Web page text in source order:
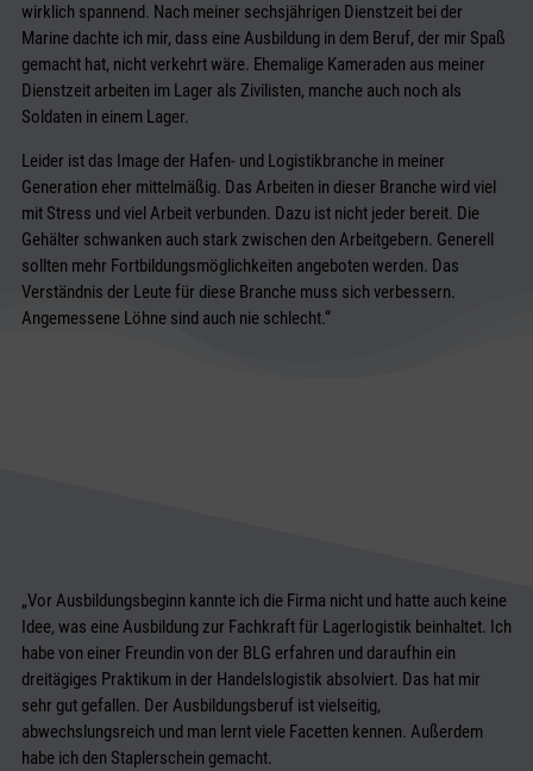
wirklich spannend. Nach meiner sechsjährigen Dienstzeit bei der
Marine dachte ich mir, dass eine Ausbildung in dem Beruf, der mir Spaß
gemacht hat, nicht verkehrt wäre. Ehemalige Kameraden aus meiner
Dienstzeit arbeiten im Lager als Zivilisten, manche auch noch als
Soldaten in einem Lager.
Leider ist das Image der Hafen- und Logistikbranche in meiner
Generation eher mittelmäßig. Das Arbeiten in dieser Branche wird viel
mit Stress und viel Arbeit verbunden. Dazu ist nicht jeder bereit. Die
Gehälter schwanken auch stark zwischen den Arbeitgebern. Generell
sollten mehr Fortbildungsmöglichkeiten angeboten werden. Das
Verständnis der Leute für diese Branche muss sich verbessern.
Angemessene Löhne sind auch nie schlecht.“
„Vor Ausbildungsbeginn kannte ich die Firma nicht und hatte auch keine
Idee, was eine Ausbildung zur Fachkraft für Lagerlogistik beinhaltet. Ich
habe von einer Freundin von der BLG erfahren und daraufhin ein
dreitägiges Praktikum in der Handelslogistik absolviert. Das hat mir
sehr gut gefallen. Der Ausbildungsberuf ist vielseitig,
abwechslungsreich und man lernt viele Facetten kennen. Außerdem
habe ich den Staplerschein gemacht.